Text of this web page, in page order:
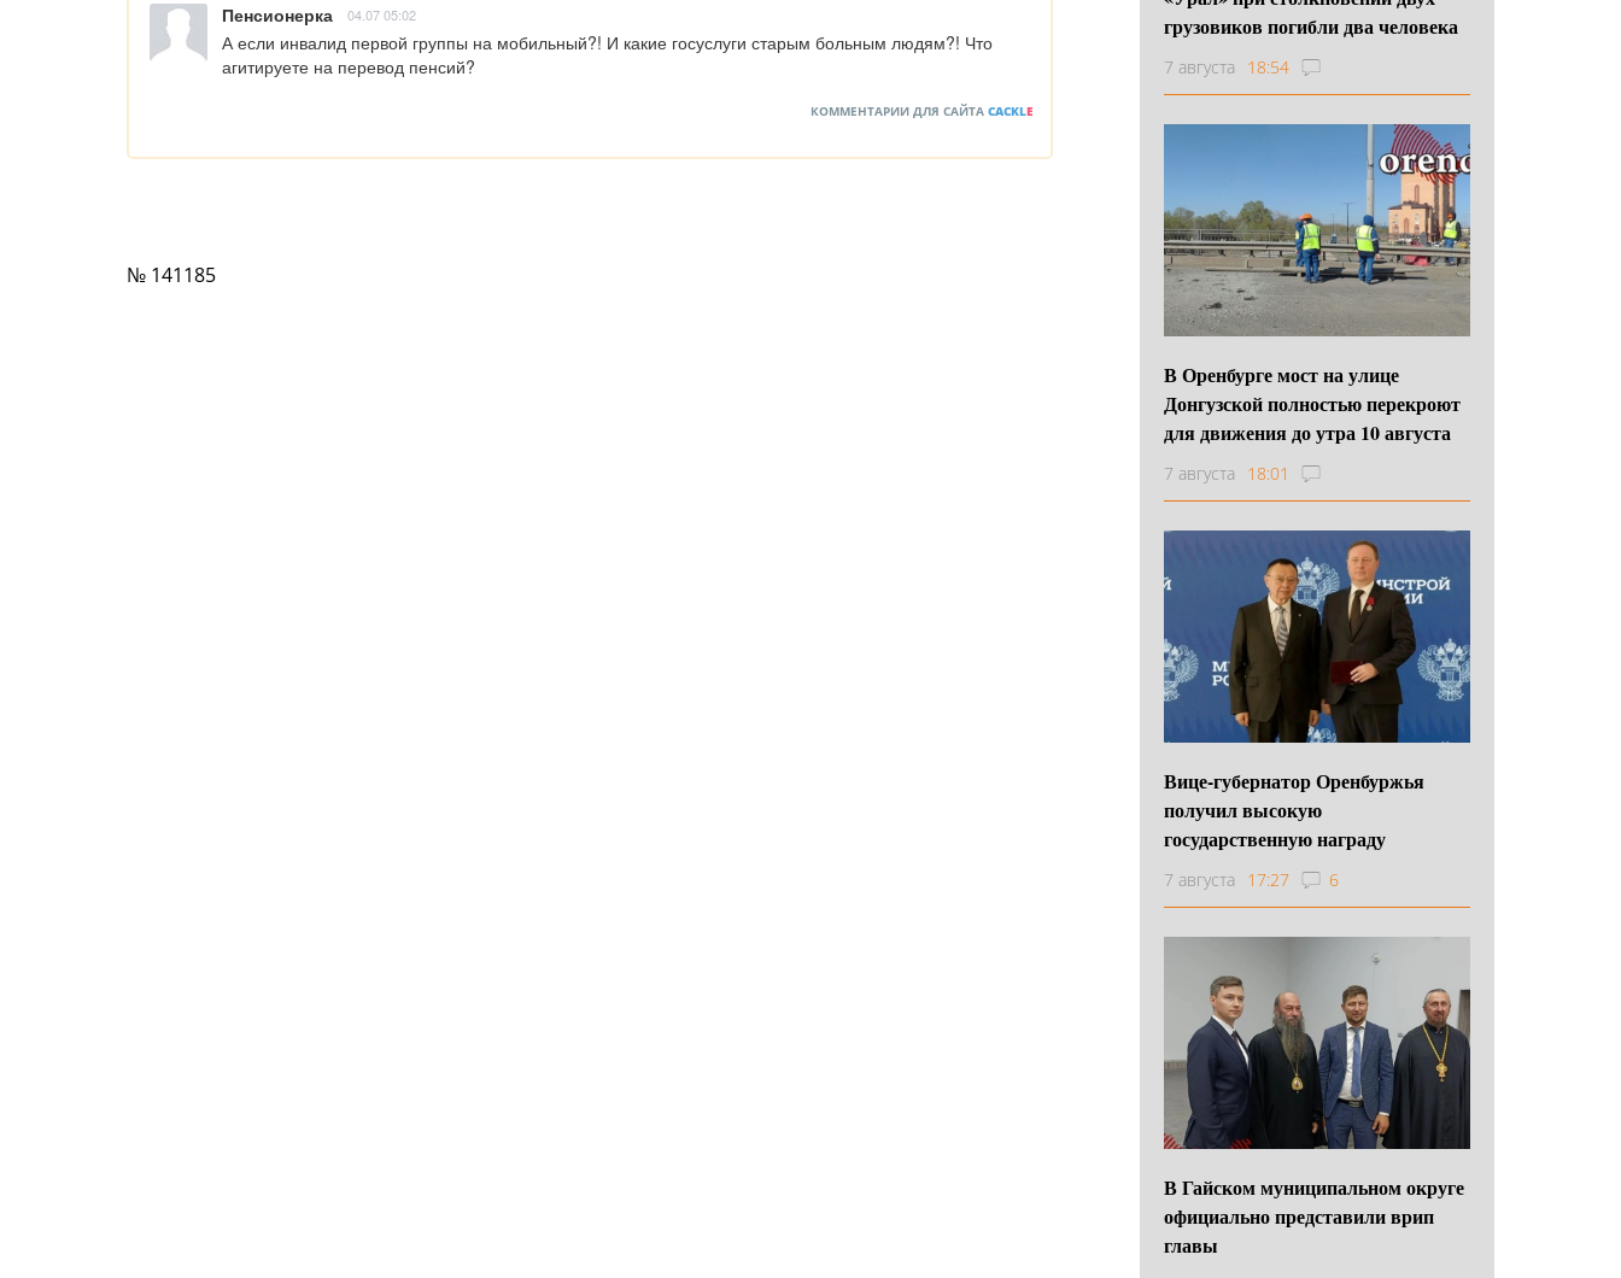
Пенсионерка 04.07 05:02
А если инвалид первой группы на мобильный?! И какие госуслуги старым больным людям?! Что
агитируете на перевод пенсий?
КОММЕНТАРИИ ДЛЯ САЙТА CACKLE
№ 141185
грузовиков погибли два человека
7 августа 18:54
В Оренбурге мост на улице
Донгузской полностью перекроют
для движения до утра 10 августа
7 августа 18:01
Вице-губернатор Оренбуржья
получил высокую
государственную награду
7 августа 17:27 6
В Гайском муниципальном округе
официально представили врип
главы